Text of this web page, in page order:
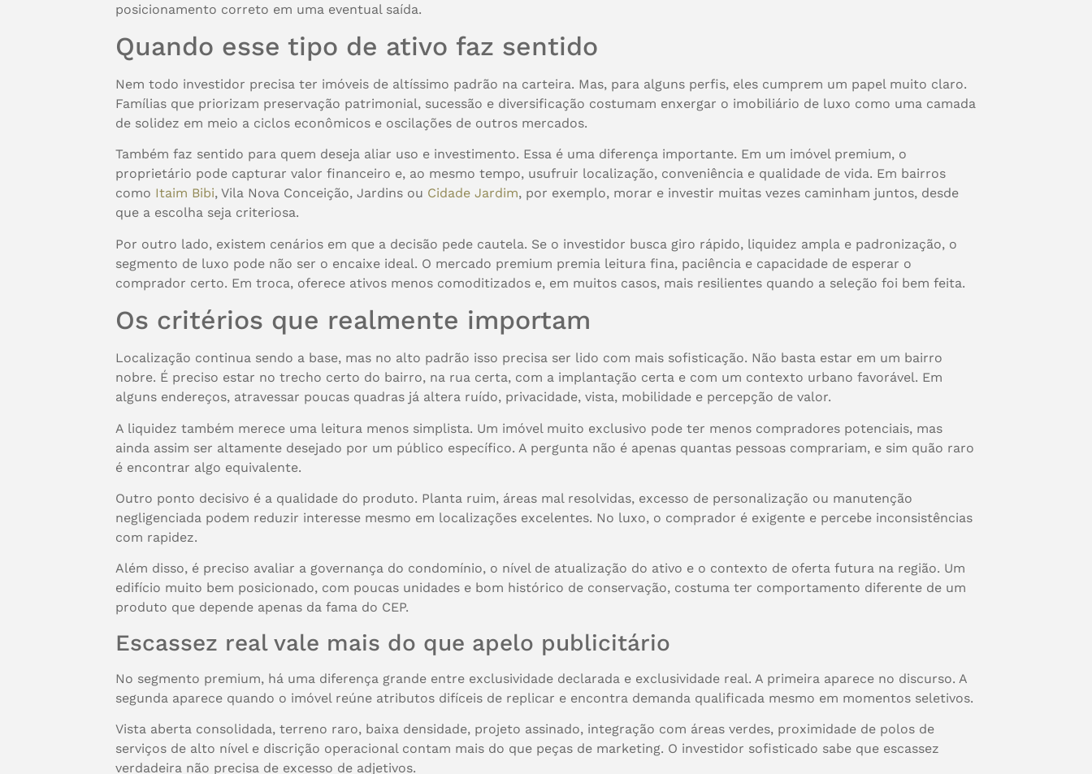
posicionamento correto em uma eventual saída.
Quando esse tipo de ativo faz sentido
Nem todo investidor precisa ter imóveis de altíssimo padrão na carteira. Mas, para alguns perfis, eles cumprem um papel muito claro.
Famílias que priorizam preservação patrimonial, sucessão e diversificação costumam enxergar o imobiliário de luxo como uma camada
de solidez em meio a ciclos econômicos e oscilações de outros mercados.
Também faz sentido para quem deseja aliar uso e investimento. Essa é uma diferença importante. Em um imóvel premium, o
proprietário pode capturar valor financeiro e, ao mesmo tempo, usufruir localização, conveniência e qualidade de vida. Em bairros
como Itaim Bibi, Vila Nova Conceição, Jardins ou Cidade Jardim, por exemplo, morar e investir muitas vezes caminham juntos, desde
que a escolha seja criteriosa.
Por outro lado, existem cenários em que a decisão pede cautela. Se o investidor busca giro rápido, liquidez ampla e padronização, o
segmento de luxo pode não ser o encaixe ideal. O mercado premium premia leitura fina, paciência e capacidade de esperar o
comprador certo. Em troca, oferece ativos menos comoditizados e, em muitos casos, mais resilientes quando a seleção foi bem feita.
Os critérios que realmente importam
Localização continua sendo a base, mas no alto padrão isso precisa ser lido com mais sofisticação. Não basta estar em um bairro
nobre. É preciso estar no trecho certo do bairro, na rua certa, com a implantação certa e com um contexto urbano favorável. Em
alguns endereços, atravessar poucas quadras já altera ruído, privacidade, vista, mobilidade e percepção de valor.
A liquidez também merece uma leitura menos simplista. Um imóvel muito exclusivo pode ter menos compradores potenciais, mas
ainda assim ser altamente desejado por um público específico. A pergunta não é apenas quantas pessoas comprariam, e sim quão raro
é encontrar algo equivalente.
Outro ponto decisivo é a qualidade do produto. Planta ruim, áreas mal resolvidas, excesso de personalização ou manutenção
negligenciada podem reduzir interesse mesmo em localizações excelentes. No luxo, o comprador é exigente e percebe inconsistências
com rapidez.
Além disso, é preciso avaliar a governança do condomínio, o nível de atualização do ativo e o contexto de oferta futura na região. Um
edifício muito bem posicionado, com poucas unidades e bom histórico de conservação, costuma ter comportamento diferente de um
produto que depende apenas da fama do CEP.
Escassez real vale mais do que apelo publicitário
No segmento premium, há uma diferença grande entre exclusividade declarada e exclusividade real. A primeira aparece no discurso. A
segunda aparece quando o imóvel reúne atributos difíceis de replicar e encontra demanda qualificada mesmo em momentos seletivos.
Vista aberta consolidada, terreno raro, baixa densidade, projeto assinado, integração com áreas verdes, proximidade de polos de
serviços de alto nível e discrição operacional contam mais do que peças de marketing. O investidor sofisticado sabe que escassez
verdadeira não precisa de excesso de adjetivos.